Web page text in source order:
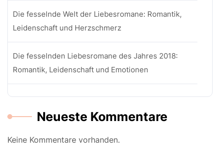
Die fesselnde Welt der Liebesromane: Romantik,
Leidenschaft und Herzschmerz
Die fesselnden Liebesromane des Jahres 2018:
Romantik, Leidenschaft und Emotionen
Neueste Kommentare
Keine Kommentare vorhanden.